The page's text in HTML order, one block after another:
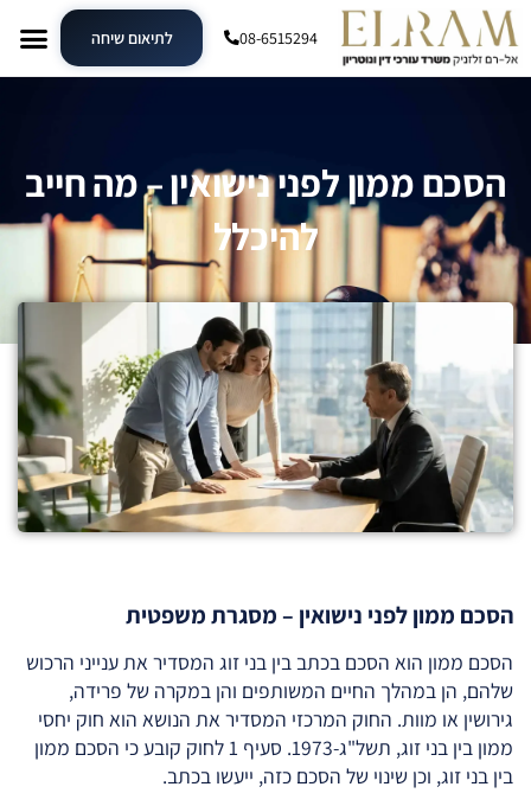
08-6515294 לתיאום שיחה
הסכם ממון לפני נישואין – מה חייב
להיכלל
הסכם ממון לפני נישואין – מסגרת משפטית
הסכם ממון הוא הסכם בכתב בין בני זוג המסדיר את ענייני הרכוש
שלהם, הן במהלך החיים המשותפים והן במקרה של פרידה,
גירושין או מוות. החוק המרכזי המסדיר את הנושא הוא חוק יחסי
ממון בין בני זוג, תשל"ג-1973. סעיף 1 לחוק קובע כי הסכם ממון
בין בני זוג, וכן שינוי של הסכם כזה, ייעשו בכתב.